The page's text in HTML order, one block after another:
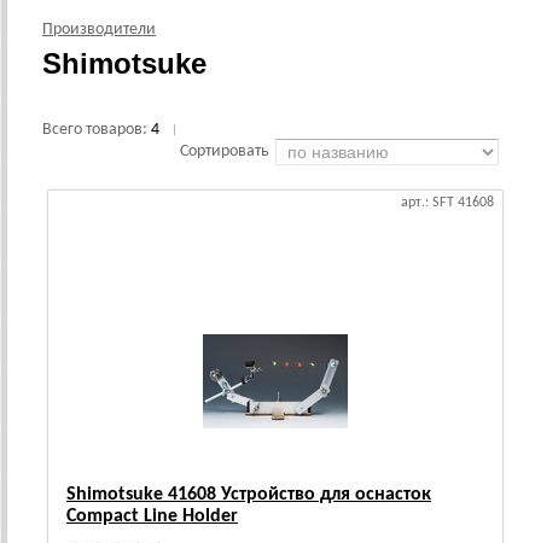
Производители
Shimotsuke
Всего товаров: 4
Сортировать
арт.: SFT 41608
Shimotsuke 41608 Устройство для оснасток
Compact Line Holder